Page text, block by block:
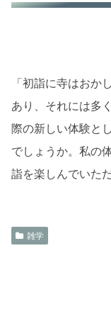
「初詣に寺はおか
あり、それには多
際の新しい体験と
でしょうか。私の
詣を楽しんでいた
雑学